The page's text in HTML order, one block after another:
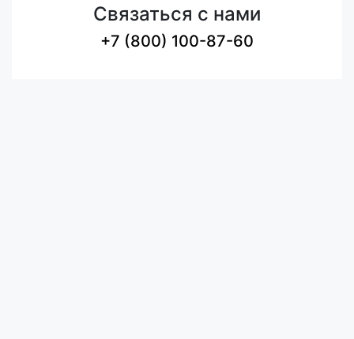
Связаться с нами
+7 (800) 100-87-60